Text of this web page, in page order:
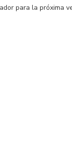
para la próxima